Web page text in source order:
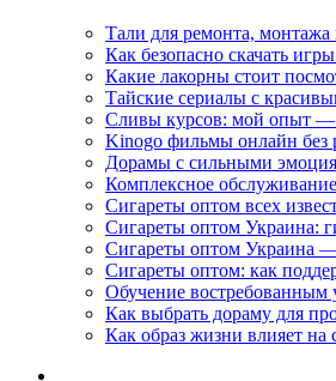
Тали для ремонта,
Как безопасно скачать
Какие лакорны стоит
Тайские сериалы с
Сливы курсов: мой опыт —
Kinogo фильмы онлайн без
Дорамы с сильными
Комплексное
Сигареты оптом всех
Сигареты оптом Украина:
Сигареты оптом Украина
Сигареты оптом: как
Обучение востребованным
Как выбрать дораму для
Как образ жизни влияет на